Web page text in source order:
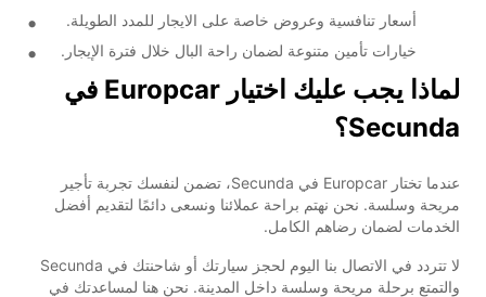
أسعار تنافسية وعروض خاصة على الايجار للمدد الطويلة.
خيارات تأمين متنوعة لضمان راحة البال خلال فترة الإيجار.
لماذا يجب عليك اختيار Europcar في
Secunda؟
عندما تختار Europcar في Secunda، تضمن لنفسك تجربة تأجير
مريحة وسلسة. نحن نهتم براحة عملائنا ونسعى دائمًا لتقديم أفضل
الخدمات لضمان رضاهم الكامل.
لا تتردد في الاتصال بنا اليوم لحجز سيارتك أو شاحنتك في Secunda
والتمتع برحلة مريحة وسلسة داخل المدينة. نحن هنا لمساعدتك في